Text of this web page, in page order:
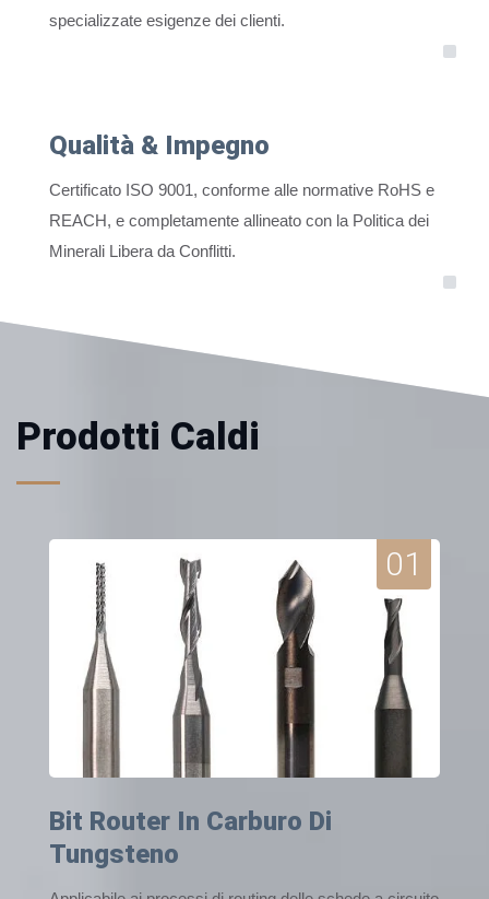
specializzate esigenze dei clienti.
Qualità & Impegno
Certificato ISO 9001, conforme alle normative RoHS e
REACH, e completamente allineato con la Politica dei
Minerali Libera da Conflitti.
Prodotti Caldi
01
Bit Router In Carburo Di
Tungsteno